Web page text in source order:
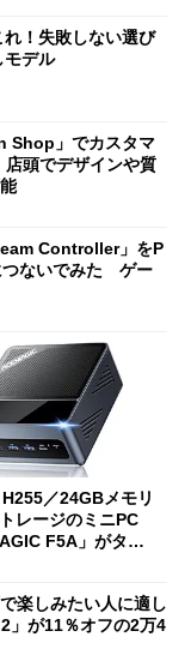
！失敗しない選び
モデル
Shop」でカスタマ
頭でデザインや質
Controller」をP
つないでみた ゲー
／24GBメモリ
レージのミニPC
F5A」がタイ
楽しみたい人に適し
」が11％オフの2万4